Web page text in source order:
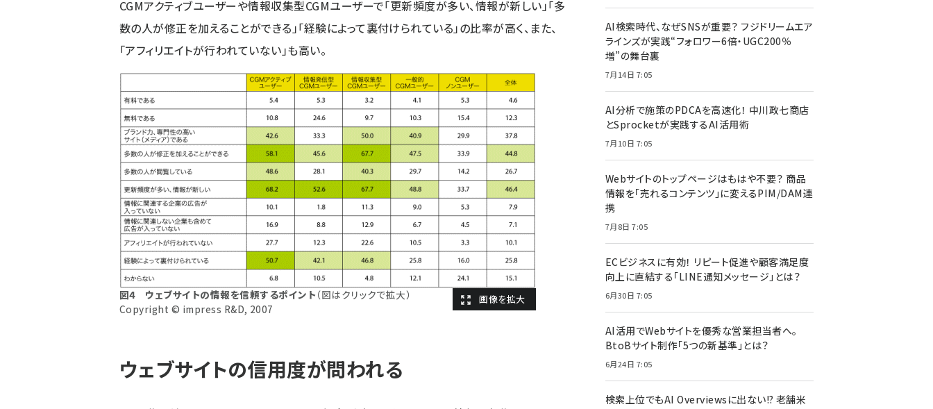
CGMアクティブユーザーや情報収集型CGMユーザーで「更新頻度が多い、情報が新しい」「多
数の人が修正を加えることができる」「経験によって裏付けられている」の比率が高く、また、
「アフィリエイトが行われていない」も高い。
図4 ウェブサイトの情報を信頼するポイント （図はクリックで拡大）
Copyright © impress R&D, 2007
ウェブサイトの信用度が問われる
AI検索時代、なぜSNSが重要？ フジドリームエア
ラインズが実践“フォロワー6倍・UGC200％
増”の舞台裏
7月14日 7:05
AI分析で施策のPDCAを高速化！ 中川政七商店
とSprocketが実践するAI活用術
7月10日 7:05
Webサイトのトップページはもはや不要？ 商品
情報を「売れるコンテンツ」に変えるPIM/DAM連
携
7月8日 7:05
ECビジネスに有効！ リピート促進や顧客満足度
向上に直結する「LINE通知メッセージ」とは？
6月30日 7:05
AI活用でWebサイトを優秀な営業担当者へ。
BtoBサイト制作「5つの新基準」とは？
6月24日 7:05
検索上位でもAI Overviewsに出ない!? 老舗米